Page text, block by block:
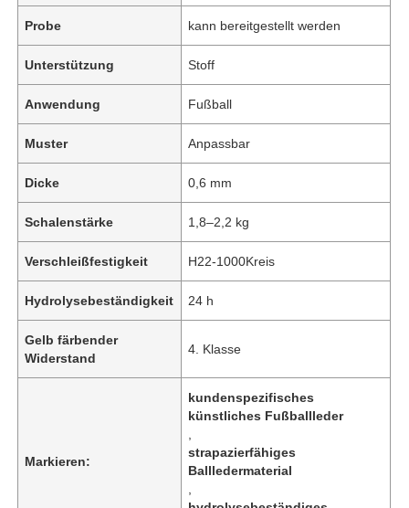
Probe kann bereitgestellt werden
Unterstützung Stoff
Anwendung Fußball
Muster Anpassbar
Dicke 0,6 mm
Schalenstärke 1,8–2,2 kg
Verschleißfestigkeit H22-1000Kreis
Hydrolysebeständigkeit 24 h
Gelb färbender
Widerstand
4. Klasse
Markieren:
kundenspezifisches
künstliches Fußballleder
strapazierfähiges
Ballledermaterial